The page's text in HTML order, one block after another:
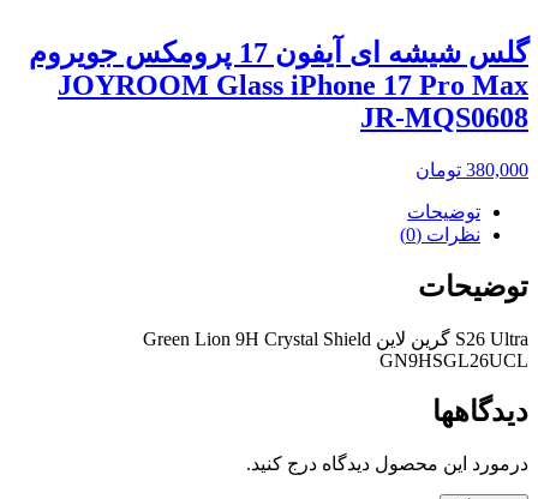
گلس شیشه ای آیفون 17 پرومکس جویروم
JOYROOM Glass iPhone 17 Pro Max
JR-MQS0608
380,000 تومان
توضیحات
نظرات (0)
توضیحات
S26 Ultra گرین لاین Green Lion 9H Crystal Shield
GN9HSGL26UCL
دیدگاهها
درمورد این محصول دیدگاه درج کنید.